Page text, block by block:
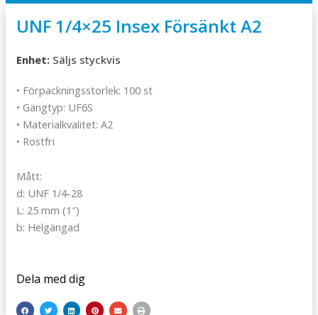
UNF 1/4×25 Insex Försänkt A2
Enhet: Säljs styckvis
• Förpackningsstorlek: 100 st
• Gängtyp: UF6S
• Materialkvalitet: A2
• Rostfri
Mått:
d: UNF 1/4-28
L: 25 mm (1″)
b: Helgängad
Dela med dig